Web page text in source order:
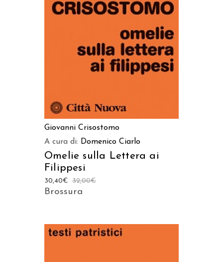
AGGIUNGI AL CARRELLO
Giovanni Crisostomo
A cura di: Domenico Ciarlo
Omelie sulla Lettera ai
Filippesi
32,00€
30,40€
Brossura